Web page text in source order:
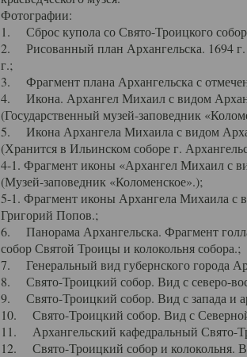
Фотографии:
1. Сброс купола со Свято-Троицкого
2. Рисованный план Архангельска. 1694 г.
г.;
3. Фрагмент плана Архангельска с
4. Икона. Архангел Михаил с видом
(Государственный музей-заповедник
5. Икона Архангела Михаила с видом
(Хранится в Ильинском соборе г.
4-1. Фрагмент иконы «Архангел Михаил с
(Музей-заповедник «Коломенское».);
5-1. Фрагмент иконы Архангела Михаила с
Григорий Попов.;
6. Панорама Архангельска. Фрагмент
собор Святой Троицы и колокольня собора.;
7. Генеральный вид губернского города
8. Свято-Троицкий собор. Вид с северо-
9. Свято-Троицкий собор. Вид с запада и
10. Свято-Троицкий собор. Вид с
11. Архангельский кафедральный Свято-
12. Свято-Троицкий собор и колокольня.